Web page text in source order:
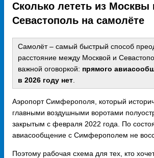
Сколько лететь из Москвы
Севастополь на самолёте
Самолёт – самый быстрый способ
расстояние между Москвой и
важной оговоркой: прямого
в 2026 году нет
Аэропорт Симферополя, который
главными воздушными воротами
закрытым с февраля 2022 года. По
авиасообщение с Симферополем не
Поэтому рабочая схема для тех, кто